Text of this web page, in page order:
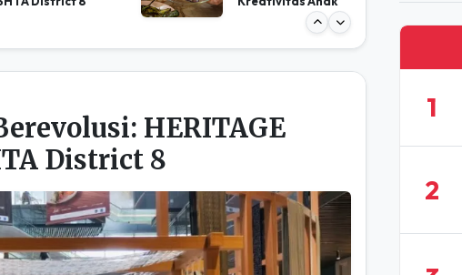
HERITAGE
District 8
1
2
3